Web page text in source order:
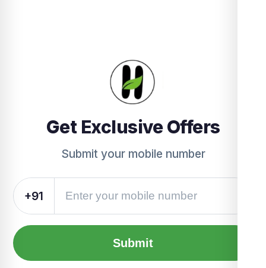
Get Exclusive Offers
Submit your mobile number
+91
Submit